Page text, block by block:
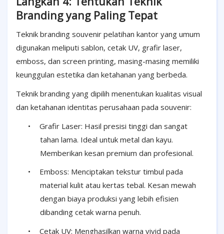
Branding yang Paling Tepat
Teknik branding souvenir pelatihan kantor yang umum
digunakan meliputi sablon, cetak UV, grafir laser,
emboss, dan screen printing, masing-masing memiliki
keunggulan estetika dan ketahanan yang berbeda.
Teknik branding yang dipilih menentukan kualitas visual
dan ketahanan identitas perusahaan pada souvenir:
•
Grafir Laser: Hasil presisi tinggi dan sangat
tahan lama. Ideal untuk metal dan kayu.
Memberikan kesan premium dan profesional.
•
Emboss: Menciptakan tekstur timbul pada
material kulit atau kertas tebal. Kesan mewah
dengan biaya produksi yang lebih efisien
dibanding cetak warna penuh.
•
Cetak UV: Menghasilkan warna vivid pada